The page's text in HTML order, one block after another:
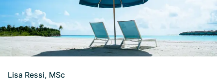
Lisa Ressi, MSc